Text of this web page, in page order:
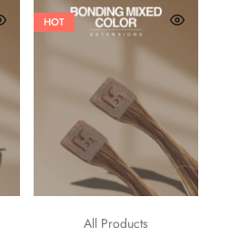
HOT
All Products